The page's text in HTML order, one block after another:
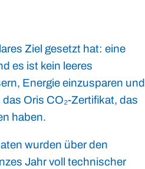
Ziel gesetzt hat: eine
es ist kein leeres
Energie einzusparen und
Oris CO₂-Zertifikat, das
haben.
wurden über den
Jahr voll technischer